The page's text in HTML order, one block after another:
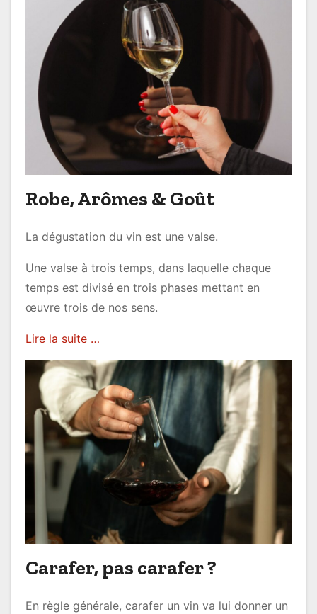
Robe, Arômes & Goût
La dégustation du vin est une valse.
Une valse à trois temps, dans laquelle chaque
temps est divisé en trois phases mettant en
œuvre trois de nos sens.
Lire la suite …
Carafer, pas carafer ?
En règle générale, carafer un vin va lui donner un